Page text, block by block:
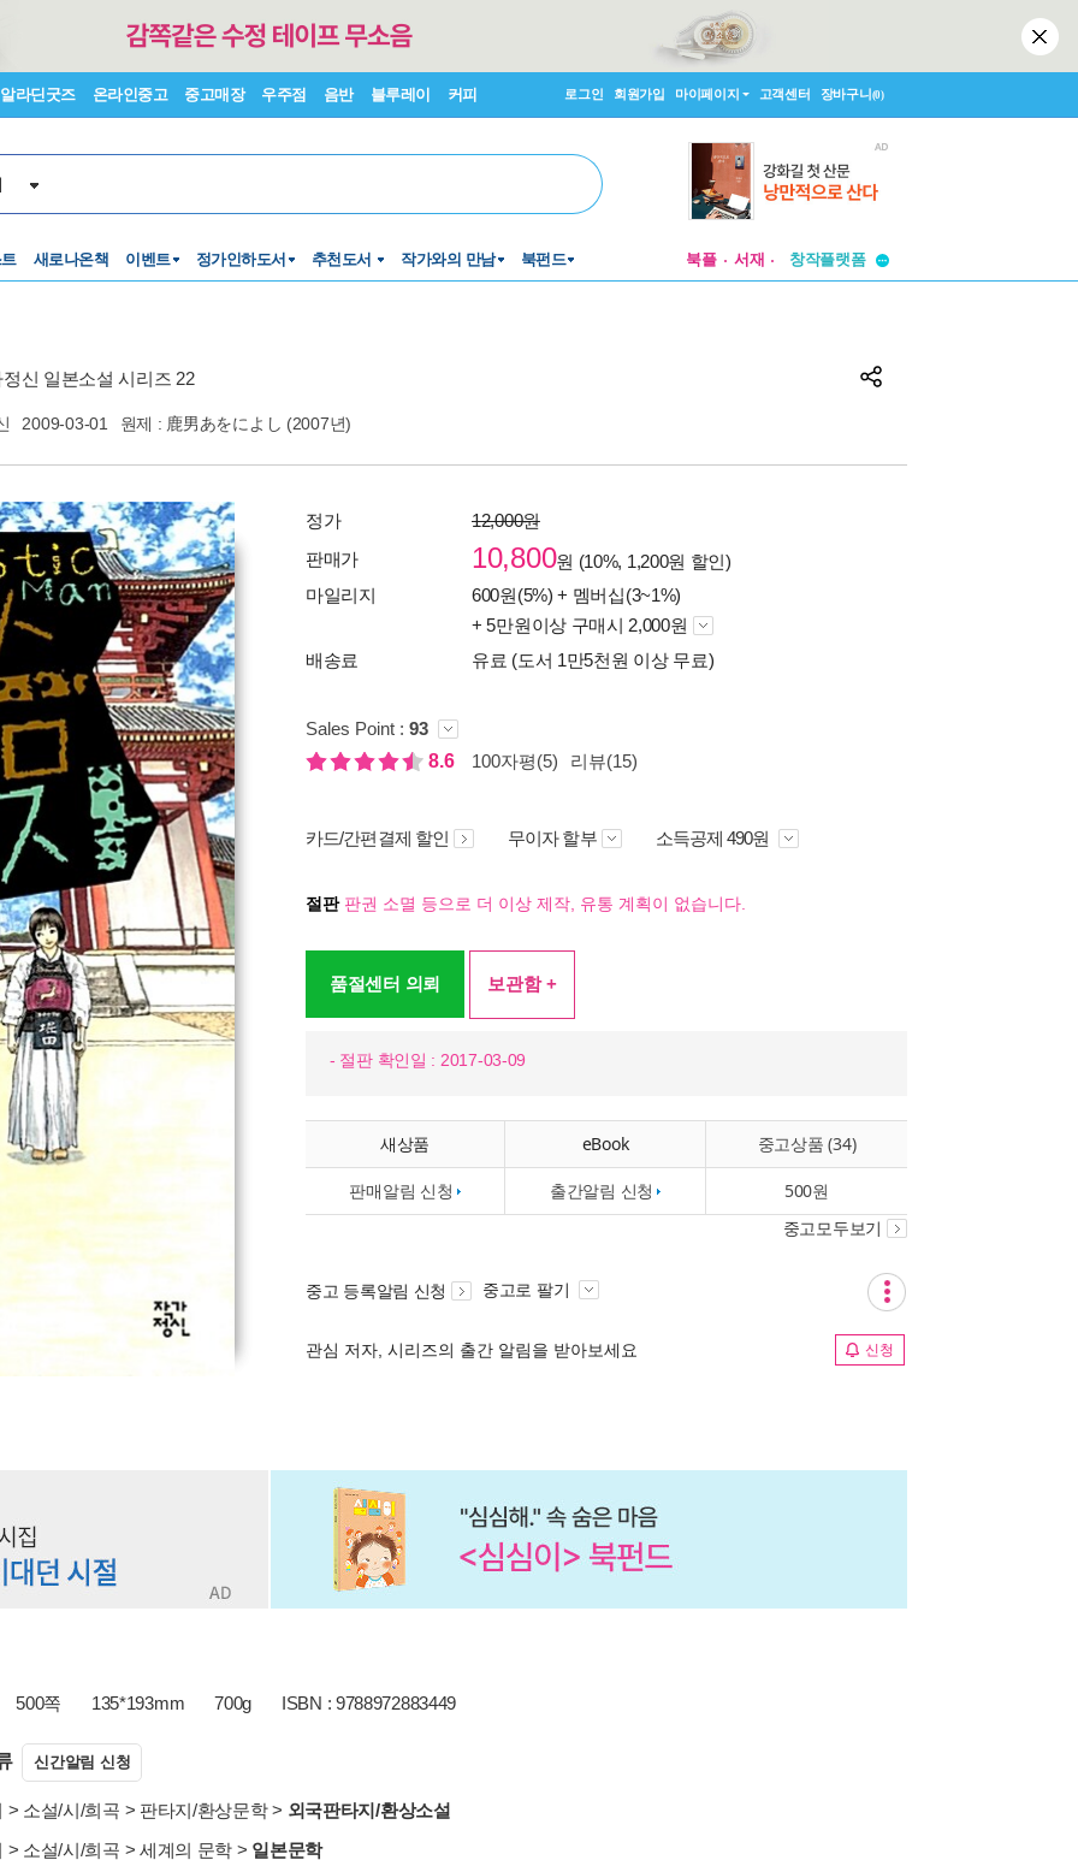
알라딘굿즈 온라인중고 중고매장 우주점 음반 블루레이 커피 로그인 회원가입 마이페이지 고객센터 장바구니(0)
새로나온책 이벤트 정가인하도서 추천도서 작가와의 만남 북펀드 북플 서재
투비컨티뉴드
투비컨티뉴드
신 일본소설 시리즈 22
2009-03-01 원제 : 鹿男あをによし (2007년)
정가
12,000원
판매가
10,800원 (10%, 1,200원 할인)
마일리지
600원(5%) + 멤버십(3~1%)
+ 5만원이상 구매시 2,000원
배송료
유료 (도서 1만5천원 이상 무료)
Sales Point : 93
8.6
100자평(5) 리뷰(15)
카드/간편결제 할인 무이자 할부 소득공제 490원
절판판권 소멸 등으로 더 이상 제작, 유통 계획이 없습니다.
품절센터 의뢰 보관함 +
- 절판 확인일 : 2017-03-09
새상품 eBook 중고상품 (34)
판매알림 신청 출간알림 신청 500원
중고모두보기
중고 등록알림 신청 중고로 팔기
관심 저자, 시리즈의 출간 알림을 받아보세요 신청
500쪽 135*193mm 700g ISBN : 9788972883449
신간알림 신청
> 소설/시/희곡 > 판타지/환상문학> 외국판타지/환상소설
> 소설/시/희곡 > 세계의 문학 > 일본문학